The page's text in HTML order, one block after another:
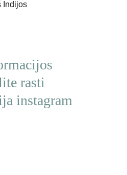
Indijos
rasti
instagram